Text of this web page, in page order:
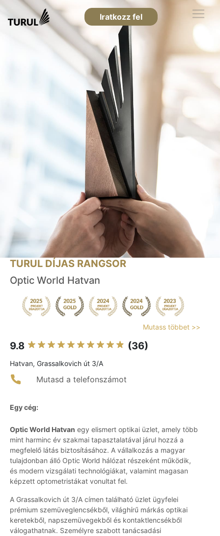
Iratkozz fel
TURUL DÍJAS RANGSOR
Optic World Hatvan
Mutass többet >>
9.8 (36)
Hatvan, Grassalkovich út 3/A
Mutasd a telefonszámot
Egy cég:
Optic World Hatvan egy elismert optikai üzlet, amely több
mint harminc év szakmai tapasztalatával járul hozzá a
megfelelő látás biztosításához. A vállalkozás a magyar
tulajdonban álló Optic World hálózat részeként működik,
és modern vizsgálati technológiákat, valamint magasan
képzett optometristákat vonultat fel.
A Grassalkovich út 3/A címen található üzlet ügyfelei
prémium szemüveglencsékből, világhírű márkás optikai
keretekből, napszemüvegekből és kontaktlencsékből
válogathatnak. Személyre szabott tanácsadási